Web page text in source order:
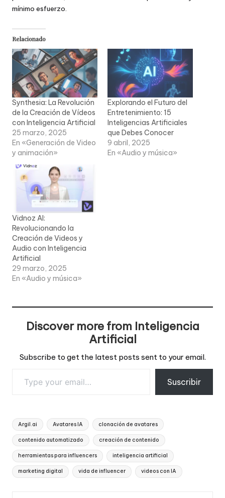
mínimo esfuerzo.
Relacionado
Synthesia: La Revolución
de la Creación de Vídeos
con Inteligencia Artificial
25 marzo, 2025
En «Generación de Video
y animación»
Explorando el Futuro del
Entretenimiento: 15
Inteligencias Artificiales
que Debes Conocer
9 abril, 2025
En «Audio y música»
Vidnoz AI:
Revolucionando la
Creación de Videos y
Audio con Inteligencia
Artificial
29 marzo, 2025
En «Audio y música»
Discover more from Inteligencia
Artificial
Subscribe to get the latest posts sent to your email.
Suscribir
Tags:
Argil.ai Avatares IA clonación de avatares
contenido automatizado creación de contenido
herramientas para influencers inteligencia artificial
marketing digital vida de influencer videos con IA